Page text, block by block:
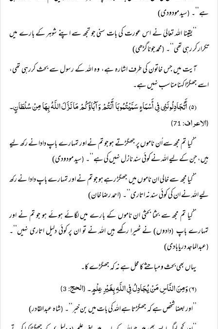
ہے‘‘۔ (سید مودودی)
’’یقینا اللہ تعالیٰ نے اس عورت کی بات سنی جو تجھ سے اپنے شوہر کے بارے میں
تکرار کر رہی تھی‘‘۔ (محمد جوناگڑھی)
آیت میں جس خاتون کی طرف اشارہ ہے، وہ اللہ کے رسول سے بحث کررہی تھی،
اسے جھگڑا کہنا مناسب نہیں ہے۔
(۵) أَتُجَادِلُونَنِی فِی أَسْمَاءٍ سَمَّیْتُمُوہَا أَنْتُمْ وَآبَاؤُکُمْ مَا نَزَّلَ اللَّہُ بِہَا مِنْ سُلْطَانٍ۔
(الاعراف: 71)
’’کیا تم مجھ سے اُن ناموں پر جھگڑتے ہو جو تم نے اور تمہارے باپ دادا نے رکھ لیے
ہیں، جن کے لیے اللہ نے کوئی سند نازل نہیں کی ہے‘‘۔ (سید مودودی)
’’کیا مجھ سے خالی ان ناموں میں جھگڑ رہے ہو جو تم نے اور تمہارے باپ دادا نے رکھ
لیے اللہ نے ان کی کوئی سند نہ اتاری‘‘۔ (احمد رضا خان)
’’کیا تم مجھ سے بحثا بحثی ان ناموں کے بارے میں لگائے ہوئے ہو جو تم نے اور
تمہارے باپ (دادوں) نے ٹھیرا رکھے ہیں اللہ نے تو ان پر کوئی دلیل اتاری نہیں‘‘۔
(عبدالماجد دریابادی)
یہاں بھی بحث و مباحثے کا محل ہے نہ کہ جھگڑے کا۔
(۶) وَمِنَ النَّاسِ مَنْ یُجَادِلُ فِی اللَّہِ بِغَیْرِ عِلْمٍ۔ (الحج: 3)
’’اور بعضا شخص ہے کہ جھگڑتا ہے اللہ کی بات میں بن خبر‘‘۔ (شاہ عبدالقادر)